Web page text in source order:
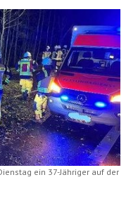
ein 37-Jähriger auf der